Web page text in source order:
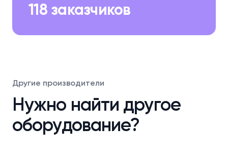
118 заказчиков
Другие производители
Нужно найти другое
оборудование?